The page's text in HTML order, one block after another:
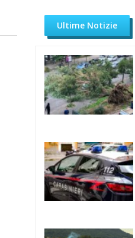
Ultime Notizie